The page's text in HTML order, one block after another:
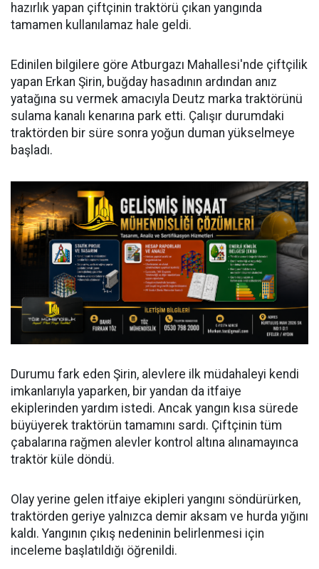
hazırlık yapan çiftçinin traktörü çıkan yangında
tamamen kullanılamaz hale geldi.
Edinilen bilgilere göre Atburgazı Mahallesi'nde çiftçilik
yapan Erkan Şirin, buğday hasadının ardından anız
yatağına su vermek amacıyla Deutz marka traktörünü
sulama kanalı kenarına park etti. Çalışır durumdaki
traktörden bir süre sonra yoğun duman yükselmeye
başladı.
Durumu fark eden Şirin, alevlere ilk müdahaleyi kendi
imkanlarıyla yaparken, bir yandan da itfaiye
ekiplerinden yardım istedi. Ancak yangın kısa sürede
büyüyerek traktörün tamamını sardı. Çiftçinin tüm
çabalarına rağmen alevler kontrol altına alınamayınca
traktör küle döndü.
Olay yerine gelen itfaiye ekipleri yangını söndürürken,
traktörden geriye yalnızca demir aksam ve hurda yığını
kaldı. Yangının çıkış nedeninin belirlenmesi için
inceleme başlatıldığı öğrenildi.